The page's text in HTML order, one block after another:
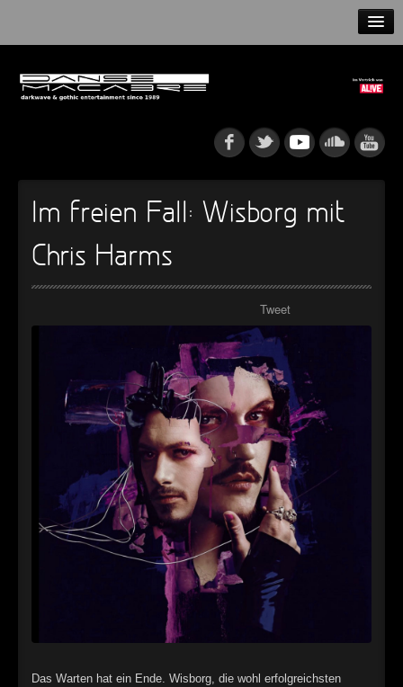
NEWS
►
►
►
►
►
►
Im freien Fall: Wisborg mit
Chris Harms
Tweet
Das Warten hat ein Ende. Wisborg, die wohl erfolgreichsten